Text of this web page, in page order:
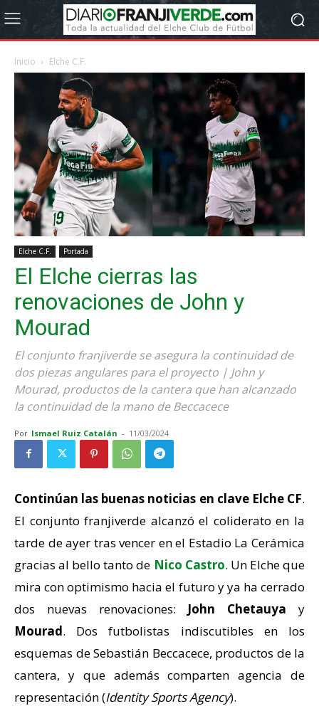
Inicio Elche C.F.
Elche C.F. Portada
El Elche cierras las
renovaciones de John y
Mourad
El conjunto franjiverde se asegura la continuidad de
dos piezas angulares para el proyecto | John y
Mourad, productos de la cantera que han alcanzado
la continuidad de la mano de Beccacece
Por Ismael Ruiz Catalán - 11/03/2024
Continúan las buenas noticias en clave Elche CF.
El conjunto franjiverde alcanzó el coliderato en la
tarde de ayer tras vencer en el Estadio La Cerámica
gracias al bello tanto de Nico Castro. Un Elche que
mira con optimismo hacia el futuro y ya ha cerrado
dos nuevas renovaciones: John Chetauya y
Mourad. Dos futbolistas indiscutibles en los
esquemas de Sebastián Beccacece, productos de la
cantera, y que además comparten agencia de
representación (Identity Sports Agency).